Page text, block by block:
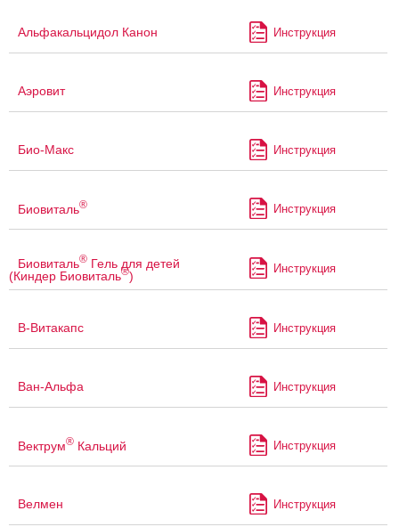
Альфакальцидол Канон Инструкция
Аэровит Инструкция
Био-Макс Инструкция
Биовиталь® Инструкция
Биовиталь® Гель для детей
(Киндер Биовиталь®)
Инструкция
В-Витакапс Инструкция
Ван-Альфа Инструкция
Вектрум® Кальций Инструкция
Велмен Инструкция